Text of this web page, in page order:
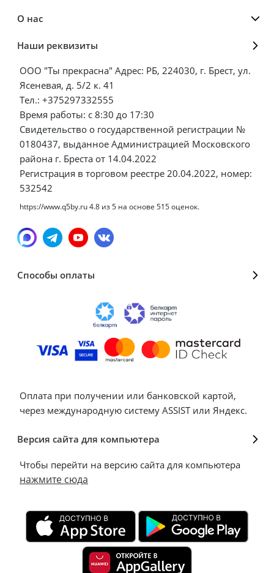
О нас
Наши реквизиты
ООО "Ты прекрасна" Адрес: РБ, 224030, г. Брест, ул.
Ясеневая, д. 5/2 к. 41
Тел.: +375297332555
Время работы: с 8:30 до 17:30
Свидетельство о государственной регистрации №
0180437, выданное Администрацией Московского
района г. Бреста от 14.04.2022
Регистрация в торговом реестре 20.04.2022, номер:
532542
https://www.q5by.ru4.8 из5 на основе 515оценок.
Способы оплаты
Оплата при получении или банковской картой,
через международную систему ASSIST или Яндекс.
Версия сайта для компьютера
Чтобы перейти на версию сайта для компьютера
нажмите сюда